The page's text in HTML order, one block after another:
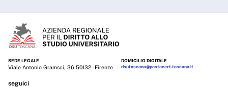
SEDE LEGALE
Viale Antonio Gramsci, 36 50132 - Firenze
DOMICILIO DIGITALE
dsutoscana@postacert.toscana.it
seguici